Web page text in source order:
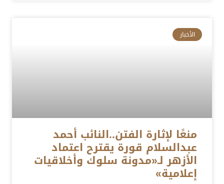
الأخبار
منعًا لإثارة الفتن..النائب أحمد
عبدالسلام قورة يقترح اعتماد
الأزهر لـ«مدونة سلوك وأخلاقيات
إعلامية»